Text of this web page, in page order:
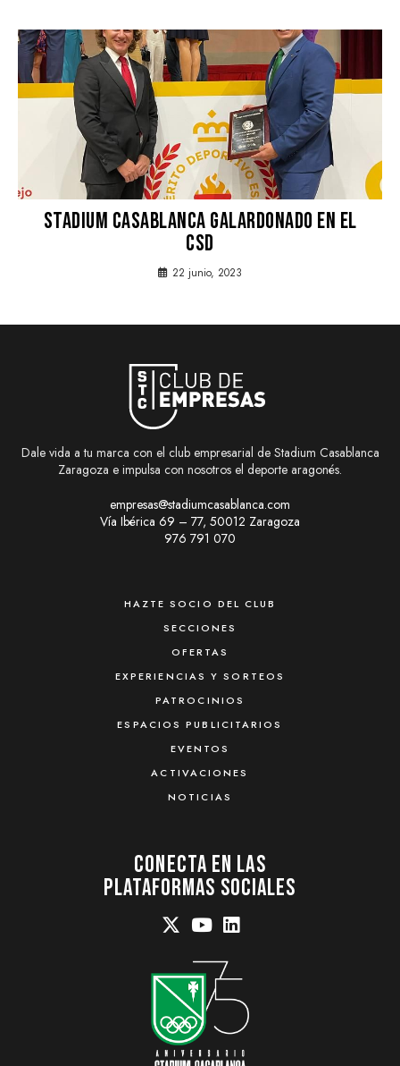
STADIUM CASABLANCA GALARDONADO EN EL
CSD
22 junio, 2023
Dale vida a tu marca con el club empresarial de Stadium Casablanca
Zaragoza e impulsa con nosotros el deporte aragonés.
empresas@stadiumcasablanca.com
Vía Ibérica 69 – 77, 50012 Zaragoza
976 791 070
HAZTE SOCIO DEL CLUB
SECCIONES
OFERTAS
EXPERIENCIAS Y SORTEOS
PATROCINIOS
ESPACIOS PUBLICITARIOS
EVENTOS
ACTIVACIONES
NOTICIAS
Conecta En Las
Plataformas Sociales
abre
en
una
nueva
abre
en
una
abre
en
una